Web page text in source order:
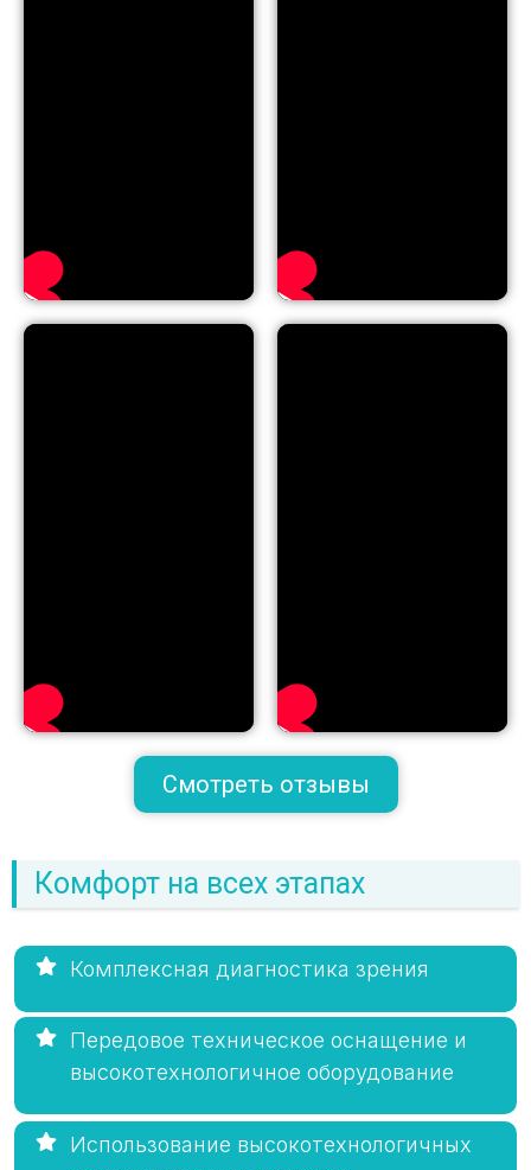
Смотреть отзывы
Комфорт на всех этапах
Комплексная диагностика зрения
Передовое техническое оснащение и
высокотехнологичное оборудование
Использование высокотехнологичных